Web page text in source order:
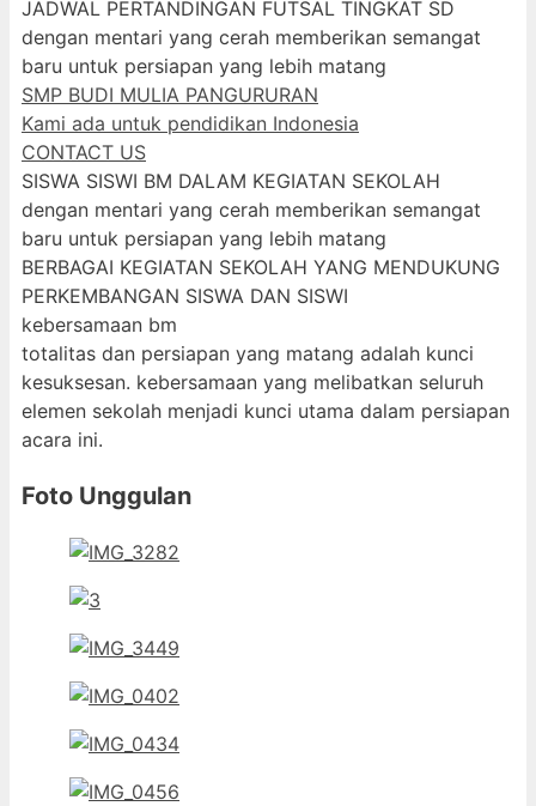
JADWAL PERTANDINGAN FUTSAL TINGKAT SD
dengan mentari yang cerah memberikan semangat
baru untuk persiapan yang lebih matang
SMP BUDI MULIA PANGURURAN
Kami ada untuk pendidikan Indonesia
CONTACT US
SISWA SISWI BM DALAM KEGIATAN SEKOLAH
dengan mentari yang cerah memberikan semangat
baru untuk persiapan yang lebih matang
BERBAGAI KEGIATAN SEKOLAH YANG MENDUKUNG
PERKEMBANGAN SISWA DAN SISWI
kebersamaan bm
totalitas dan persiapan yang matang adalah kunci
kesuksesan. kebersamaan yang melibatkan seluruh
elemen sekolah menjadi kunci utama dalam persiapan
acara ini.
Foto Unggulan